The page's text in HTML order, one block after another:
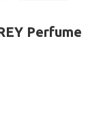
Perfume